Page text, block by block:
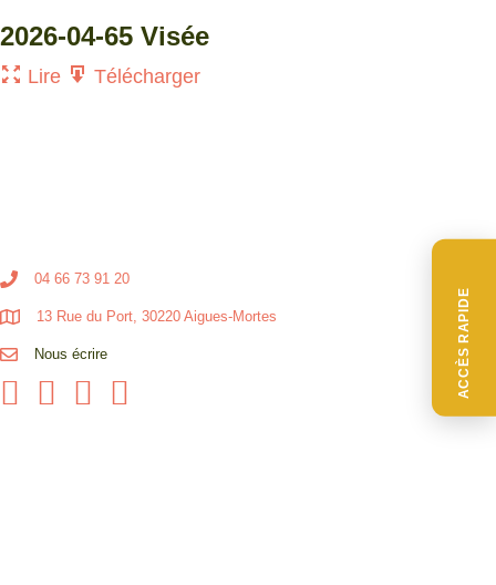
ACCÈS RAPIDE
2026-04-65 Visée
Lire Télécharger
04 66 73 91 20
13 Rue du Port, 30220 Aigues-Mortes
Nous écrire